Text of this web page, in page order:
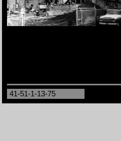
41-51-1-13-75